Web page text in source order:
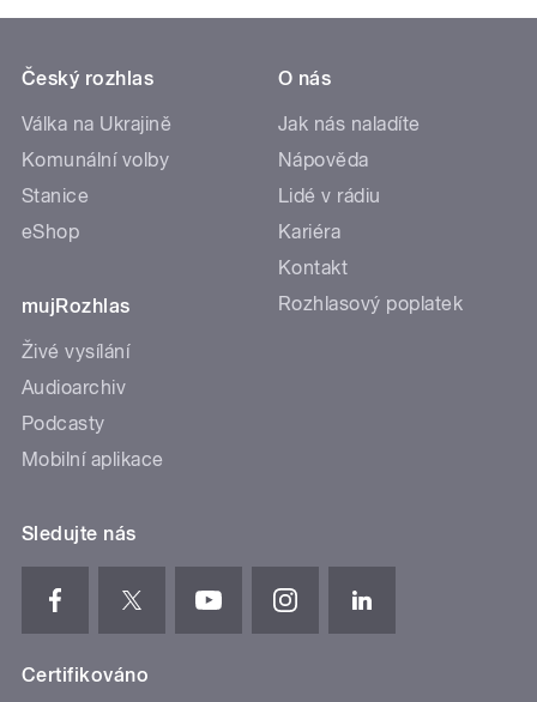
Český rozhlas
Válka na Ukrajině
Komunální volby
Stanice
eShop
mujRozhlas
Živé vysílání
Audioarchiv
Podcasty
Mobilní aplikace
O nás
Jak nás naladíte
Nápověda
Lidé v rádiu
Kariéra
Kontakt
Rozhlasový poplatek
Sledujte nás
Certifikováno